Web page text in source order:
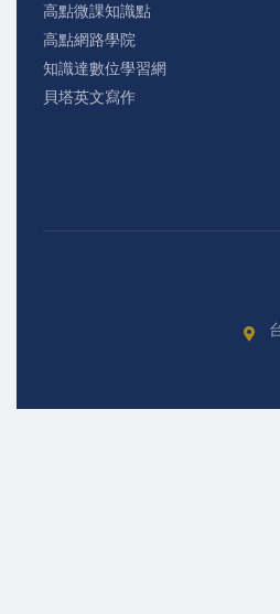
高點微課知識點
高點網路學院
知識達數位學習網
貝塔英文寫作